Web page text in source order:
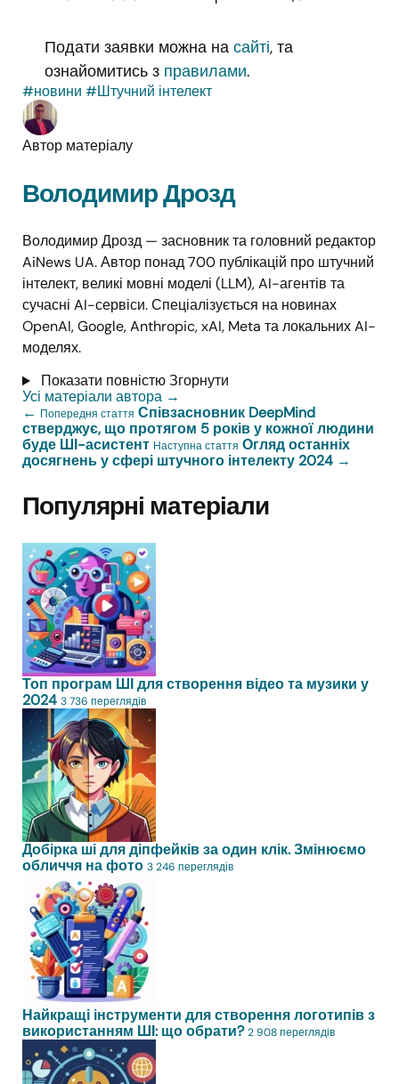
Подати заявки можна на сайті, та
ознайомитись з правилами.
#новини #Штучний інтелект
Автор матеріалу
Володимир Дрозд
Володимир Дрозд — засновник та головний редактор
AiNews UA. Автор понад 700 публікацій про штучний
інтелект, великі мовні моделі (LLM), AI-агентів та
сучасні AI-сервіси. Спеціалізується на новинах
OpenAI, Google, Anthropic, xAI, Meta та локальних AI-
моделях.
Показати повністюЗгорнути
Усі матеріали автора →
← Попередня стаття Співзасновник DeepMind
стверджує, що протягом 5 років у кожної людини
буде ШІ-асистент Наступна стаття Огляд останніх
досягнень у сфері штучного інтелекту 2024 →
Популярні матеріали
Топ програм ШІ для створення відео та музики у
2024 3 736 переглядів
Добірка ші для діпфейків за один клік. Змінюємо
обличчя на фото 3 246 переглядів
Найкращі інструменти для створення логотипів з
використанням ШІ: що обрати? 2 908 переглядів